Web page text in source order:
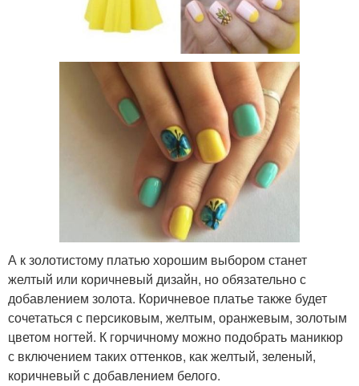
А к золотистому платью хорошим выбором станет
желтый или коричневый дизайн, но обязательно с
добавлением золота. Коричневое платье также будет
сочетаться с персиковым, желтым, оранжевым, золотым
цветом ногтей. К горчичному можно подобрать маникюр
с включением таких оттенков, как желтый, зеленый,
коричневый с добавлением белого.